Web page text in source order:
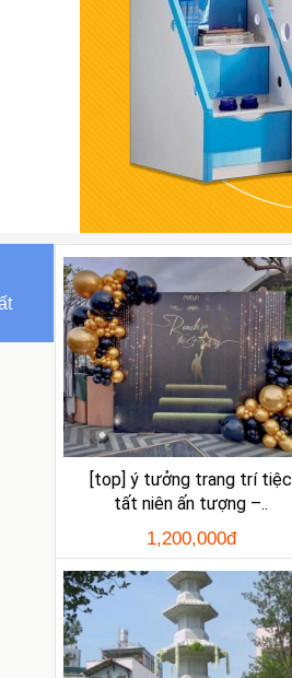
[top] ý tưởng trang trí tiệc
tất niên ấn tượng –..
1,200,000đ